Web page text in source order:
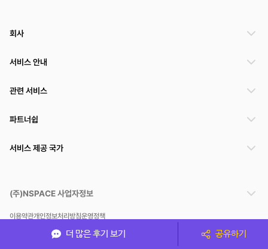
더 많은 후기 보기 공유하기
회사
서비스 안내
관련 서비스
파트너쉽
서비스 제공 국가
(주)NSPACE 사업자정보
이용약관개인정보처리방침운영정책
스페이스클라우드는 통신판매중개자이며 통신판매의 당사자가 아닙니다. 따라서 스페이스클
라우드는 공간 거래정보 및 거래에 대해 책임지지 않습니다.